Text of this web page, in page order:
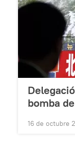
bomba
16 de octubre